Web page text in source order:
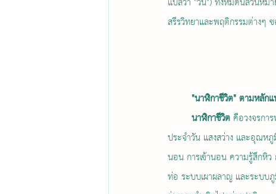
สรีรวิทยาและพฤติกรรมต่างๆ
"นาฬิกาชีวิต" ตามหลัก
นาฬิกาชีวิต คือวงจรกา
ประจำวัน แสงสว่าง และอุณห
นอน การเข้านอน ความรู้สึกหิ
ท่อ ระบบเผาผลาญ และระบบ